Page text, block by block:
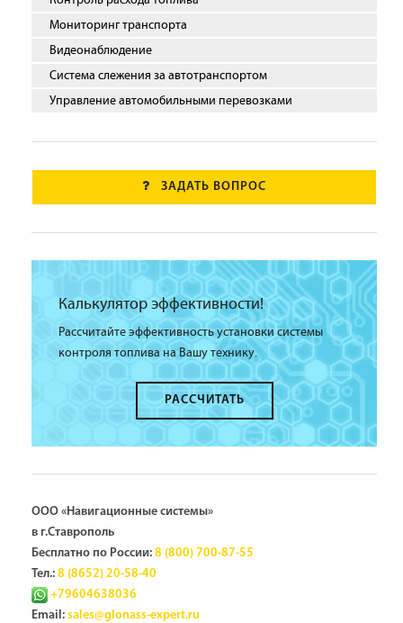
Мониторинг транспорта
Видеонаблюдение
Система слежения за автотранспортом
Управление автомобильными перевозками
ЗАДАТЬ ВОПРОС
Калькулятор эффективности!
Рассчитайте эффективность установки системы
контроля топлива на Вашу технику.
РАССЧИТАТЬ
ООО «Навигационные системы»
в г.Ставрополь
Бесплатно по России: 8 (800) 700-87-55
Тел.: 8 (8652) 20-58-40
+79604638036
Email: sales@glonass-expert.ru